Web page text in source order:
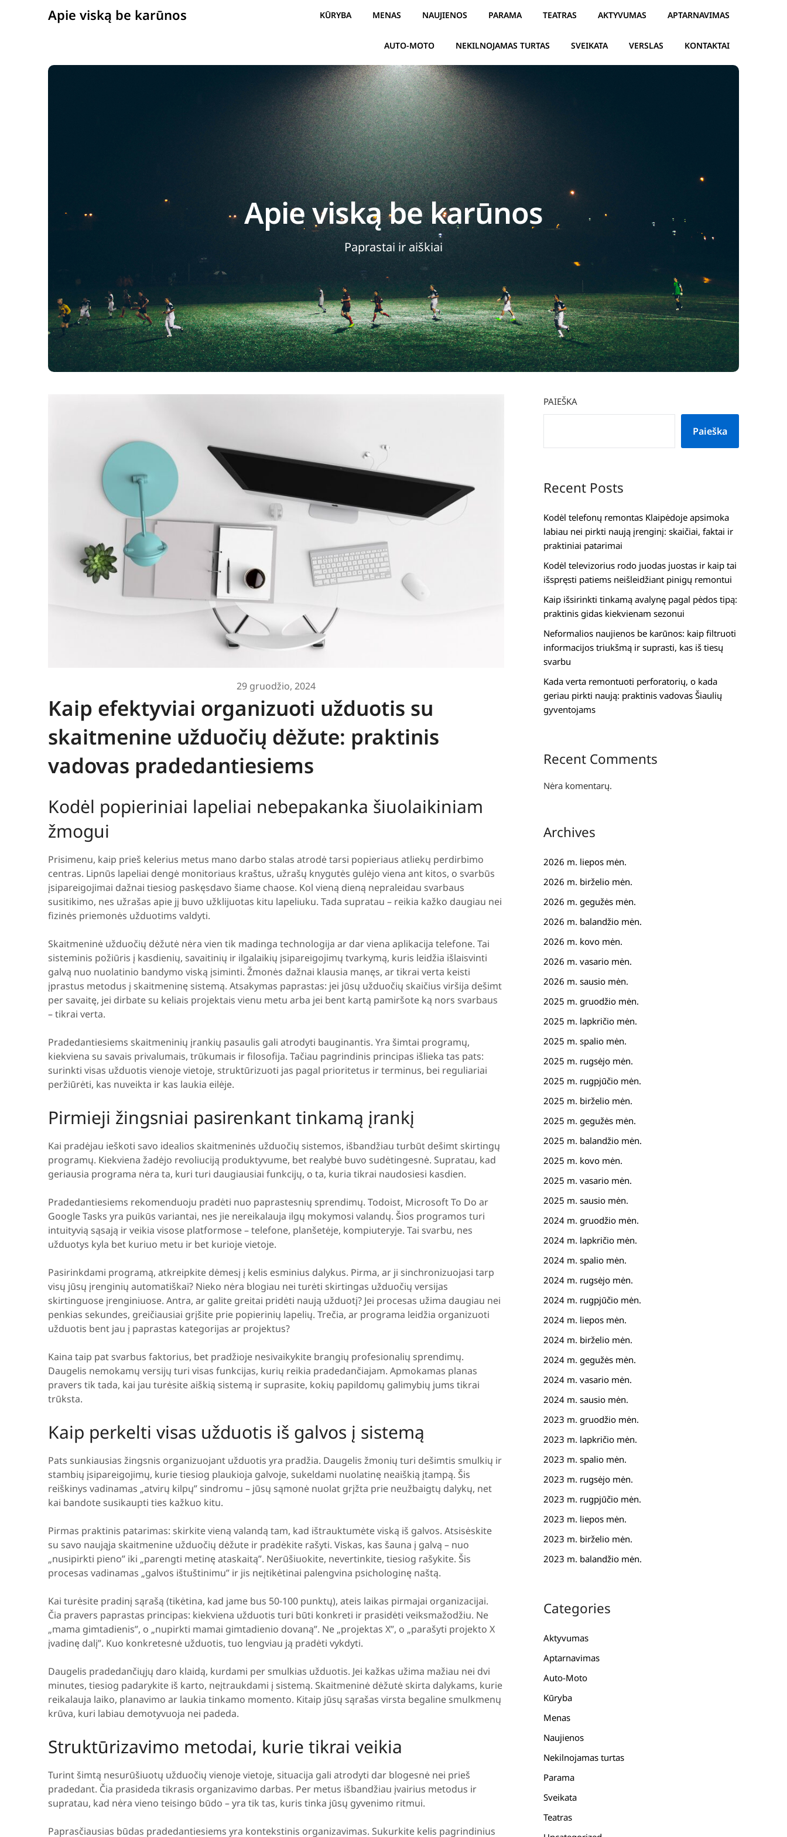
Apie viską be karūnos KŪRYBA MENAS NAUJIENOS PARAMA TEATRAS AKTYVUMAS APTARNAVIMAS
AUTO-MOTO NEKILNOJAMAS TURTAS SVEIKATA VERSLAS KONTAKTAI
Apie viską be karūnos
Paprastai ir aiškiai
29 gruodžio, 2024
Kaip efektyviai organizuoti užduotis su
skaitmenine užduočių dėžute: praktinis
vadovas pradedantiesiems
Kodėl popieriniai lapeliai nebepakanka šiuolaikiniam
žmogui
Prisimenu, kaip prieš kelerius metus mano darbo stalas atrodė tarsi popieriaus atliekų perdirbimo
centras. Lipnūs lapeliai dengė monitoriaus kraštus, užrašų knygutės gulėjo viena ant kitos, o svarbūs
įsipareigojimai dažnai tiesiog paskęsdavo šiame chaose. Kol vieną dieną nepraleidau svarbaus
susitikimo, nes užrašas apie jį buvo užklijuotas kitu lapeliuku. Tada supratau – reikia kažko daugiau nei
fizinės priemonės užduotims valdyti.
Skaitmeninė užduočių dėžutė nėra vien tik madinga technologija ar dar viena aplikacija telefone. Tai
sisteminis požiūris į kasdienių, savaitinių ir ilgalaikių įsipareigojimų tvarkymą, kuris leidžia išlaisvinti
galvą nuo nuolatinio bandymo viską įsiminti. Žmonės dažnai klausia manęs, ar tikrai verta keisti
įprastus metodus į skaitmeninę sistemą. Atsakymas paprastas: jei jūsų užduočių skaičius viršija dešimt
per savaitę, jei dirbate su keliais projektais vienu metu arba jei bent kartą pamiršote ką nors svarbaus
– tikrai verta.
Pradedantiesiems skaitmeninių įrankių pasaulis gali atrodyti bauginantis. Yra šimtai programų,
kiekviena su savais privalumais, trūkumais ir filosofija. Tačiau pagrindinis principas išlieka tas pats:
surinkti visas užduotis vienoje vietoje, struktūrizuoti jas pagal prioritetus ir terminus, bei reguliariai
peržiūrėti, kas nuveikta ir kas laukia eilėje.
Pirmieji žingsniai pasirenkant tinkamą įrankį
Kai pradėjau ieškoti savo idealios skaitmeninės užduočių sistemos, išbandžiau turbūt dešimt skirtingų
programų. Kiekviena žadėjo revoliuciją produktyvume, bet realybė buvo sudėtingesnė. Supratau, kad
geriausia programa nėra ta, kuri turi daugiausiai funkcijų, o ta, kuria tikrai naudosiesi kasdien.
Pradedantiesiems rekomenduoju pradėti nuo paprastesnių sprendimų. Todoist, Microsoft To Do ar
Google Tasks yra puikūs variantai, nes jie nereikalauja ilgų mokymosi valandų. Šios programos turi
intuityvią sąsają ir veikia visose platformose – telefone, planšetėje, kompiuteryje. Tai svarbu, nes
užduotys kyla bet kuriuo metu ir bet kurioje vietoje.
Pasirinkdami programą, atkreipkite dėmesį į kelis esminius dalykus. Pirma, ar ji sinchronizuojasi tarp
visų jūsų įrenginių automatiškai? Nieko nėra blogiau nei turėti skirtingas užduočių versijas
skirtinguose įrenginiuose. Antra, ar galite greitai pridėti naują užduotį? Jei procesas užima daugiau nei
penkias sekundes, greičiausiai grįšite prie popierinių lapelių. Trečia, ar programa leidžia organizuoti
užduotis bent jau į paprastas kategorijas ar projektus?
Kaina taip pat svarbus faktorius, bet pradžioje nesivaikykite brangių profesionalių sprendimų.
Daugelis nemokamų versijų turi visas funkcijas, kurių reikia pradedančiajam. Apmokamas planas
pravers tik tada, kai jau turėsite aiškią sistemą ir suprasite, kokių papildomų galimybių jums tikrai
trūksta.
Kaip perkelti visas užduotis iš galvos į sistemą
Pats sunkiausias žingsnis organizuojant užduotis yra pradžia. Daugelis žmonių turi dešimtis smulkių ir
stambių įsipareigojimų, kurie tiesiog plaukioja galvoje, sukeldami nuolatinę neaiškią įtampą. Šis
reiškinys vadinamas „atvirų kilpų” sindromu – jūsų sąmonė nuolat grįžta prie neužbaigtų dalykų, net
kai bandote susikaupti ties kažkuo kitu.
Pirmas praktinis patarimas: skirkite vieną valandą tam, kad ištrauktumėte viską iš galvos. Atsisėskite
su savo naująja skaitmenine užduočių dėžute ir pradėkite rašyti. Viskas, kas šauna į galvą – nuo
„nusipirkti pieno” iki „parengti metinę ataskaitą”. Nerūšiuokite, nevertinkite, tiesiog rašykite. Šis
procesas vadinamas „galvos ištuštinimu” ir jis neįtikėtinai palengvina psichologinę naštą.
Kai turėsite pradinį sąrašą (tikėtina, kad jame bus 50-100 punktų), ateis laikas pirmajai organizacijai.
Čia pravers paprastas principas: kiekviena užduotis turi būti konkreti ir prasidėti veiksmažodžiu. Ne
„mama gimtadienis”, o „nupirkti mamai gimtadienio dovaną”. Ne „projektas X”, o „parašyti projekto X
įvadinę dalį”. Kuo konkretesnė užduotis, tuo lengviau ją pradėti vykdyti.
Daugelis pradedančiųjų daro klaidą, kurdami per smulkias užduotis. Jei kažkas užima mažiau nei dvi
minutes, tiesiog padarykite iš karto, neįtraukdami į sistemą. Skaitmeninė dėžutė skirta dalykams, kurie
reikalauja laiko, planavimo ar laukia tinkamo momento. Kitaip jūsų sąrašas virsta begaline smulkmenų
krūva, kuri labiau demotyvuoja nei padeda.
Struktūrizavimo metodai, kurie tikrai veikia
Turint šimtą nesurūšiuotų užduočių vienoje vietoje, situacija gali atrodyti dar blogesnė nei prieš
pradedant. Čia prasideda tikrasis organizavimo darbas. Per metus išbandžiau įvairius metodus ir
supratau, kad nėra vieno teisingo būdo – yra tik tas, kuris tinka jūsų gyvenimo ritmui.
Paprasčiausias būdas pradedantiesiems yra kontekstinis organizavimas. Sukurkite kelis pagrindinius
PAIEŠKA
Paieška
Recent Posts
Kodėl telefonų remontas Klaipėdoje apsimoka
labiau nei pirkti naują įrenginį: skaičiai, faktai ir
praktiniai patarimai
Kodėl televizorius rodo juodas juostas ir kaip tai
išspręsti patiems neišleidžiant pinigų remontui
Kaip išsirinkti tinkamą avalynę pagal pėdos tipą:
praktinis gidas kiekvienam sezonui
Neformalios naujienos be karūnos: kaip filtruoti
informacijos triukšmą ir suprasti, kas iš tiesų
svarbu
Kada verta remontuoti perforatorių, o kada
geriau pirkti naują: praktinis vadovas Šiaulių
gyventojams
Recent Comments
Nėra komentarų.
Archives
2026 m. liepos mėn.
2026 m. birželio mėn.
2026 m. gegužės mėn.
2026 m. balandžio mėn.
2026 m. kovo mėn.
2026 m. vasario mėn.
2026 m. sausio mėn.
2025 m. gruodžio mėn.
2025 m. lapkričio mėn.
2025 m. spalio mėn.
2025 m. rugsėjo mėn.
2025 m. rugpjūčio mėn.
2025 m. birželio mėn.
2025 m. gegužės mėn.
2025 m. balandžio mėn.
2025 m. kovo mėn.
2025 m. vasario mėn.
2025 m. sausio mėn.
2024 m. gruodžio mėn.
2024 m. lapkričio mėn.
2024 m. spalio mėn.
2024 m. rugsėjo mėn.
2024 m. rugpjūčio mėn.
2024 m. liepos mėn.
2024 m. birželio mėn.
2024 m. gegužės mėn.
2024 m. vasario mėn.
2024 m. sausio mėn.
2023 m. gruodžio mėn.
2023 m. lapkričio mėn.
2023 m. spalio mėn.
2023 m. rugsėjo mėn.
2023 m. rugpjūčio mėn.
2023 m. liepos mėn.
2023 m. birželio mėn.
2023 m. balandžio mėn.
Categories
Aktyvumas
Aptarnavimas
Auto-Moto
Kūryba
Menas
Naujienos
Nekilnojamas turtas
Parama
Sveikata
Teatras